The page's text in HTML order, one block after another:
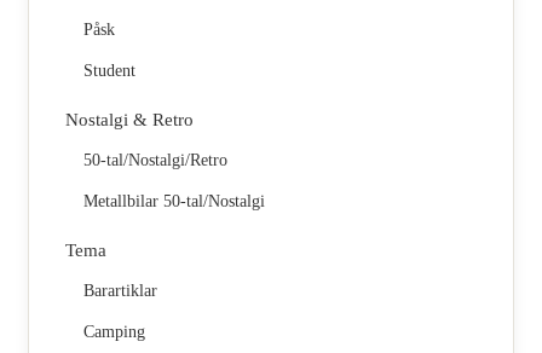
Påsk
Student
Nostalgi & Retro
50-tal/Nostalgi/Retro
Metallbilar 50-tal/Nostalgi
Tema
Barartiklar
Camping